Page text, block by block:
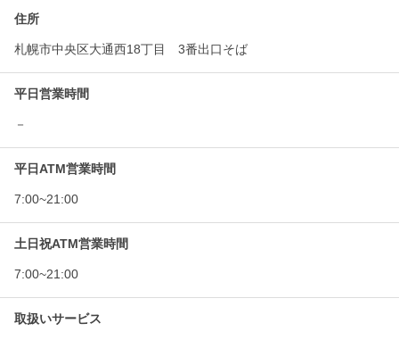
住所
札幌市中央区大通西18丁目 3番出口そば
平日営業時間
－
平日ATM営業時間
7:00~21:00
土日祝ATM営業時間
7:00~21:00
取扱いサービス